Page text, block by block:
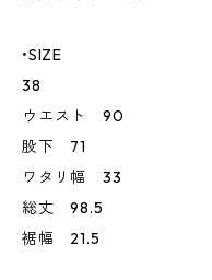
•SIZE
38
ウエスト 90
股下 71
ワタリ幅 33
総丈 98.5
裾幅 21.5